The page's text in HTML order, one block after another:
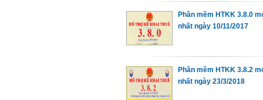
Phần mềm HTKK 3.8.0
nhất ngày 10/11/2017
Phần mềm HTKK 3.8.2
nhất ngày 23/3/2018